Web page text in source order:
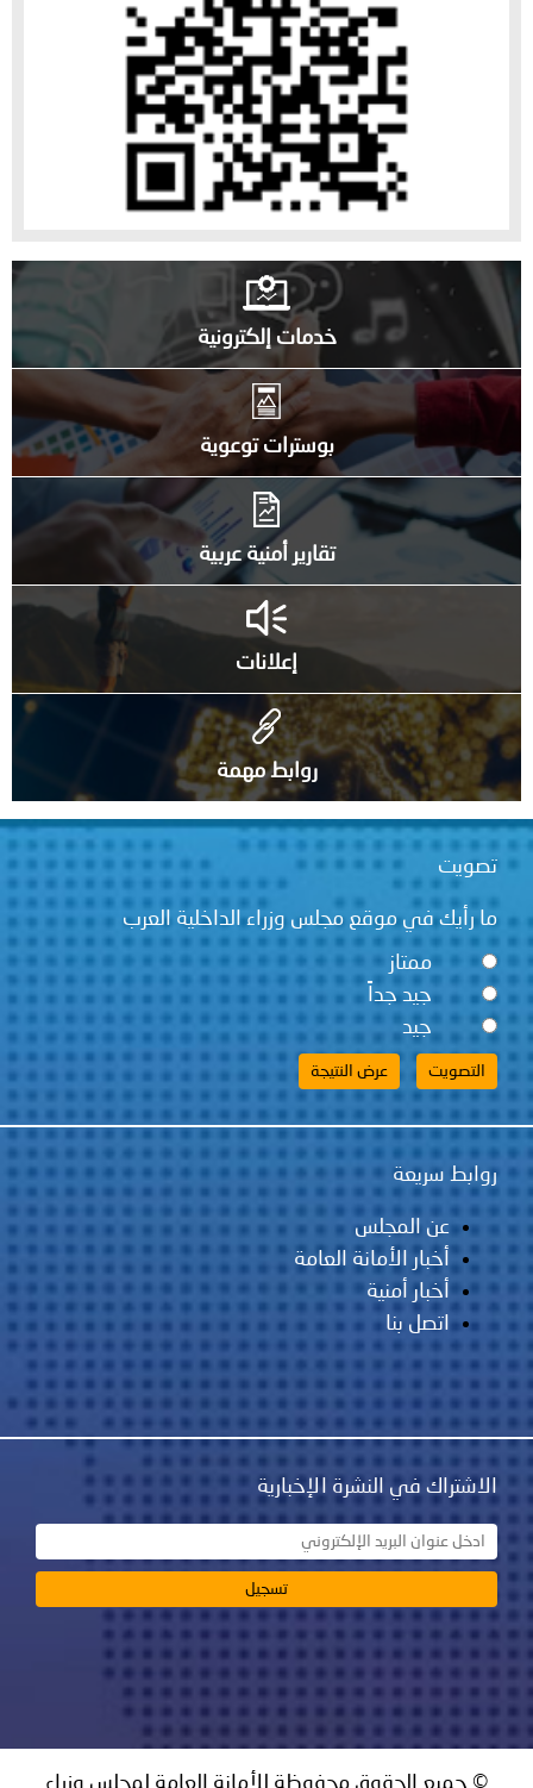
خدمات إلكترونية
بوسترات توعوية
تقارير أمنية عربية
إعلانات
روابط مهمة
تصويت
ما رأيك في موقع مجلس وزراء الداخلية العرب
ممتاز
جيد جداً
جيد
روابط سريعة
عن المجلس
أخبار الأمانة العامة
أخبار أمنية
اتصل بنا
الاشتراك في النشرة الإخبارية
© جميع الحقوق محفوظة للأمانة العامة لمجلس وزراء